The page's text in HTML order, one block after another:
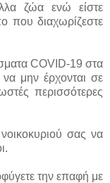
ζώα ενώ είστε
που διαχωρίζεστε
COVID-19 στα
να μην έρχονται σε
περισσότερες
σας να
την επαφή με